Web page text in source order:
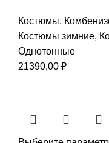
Костюмы,
Костюмы зимние,
Однотонные
21390,00 ₽